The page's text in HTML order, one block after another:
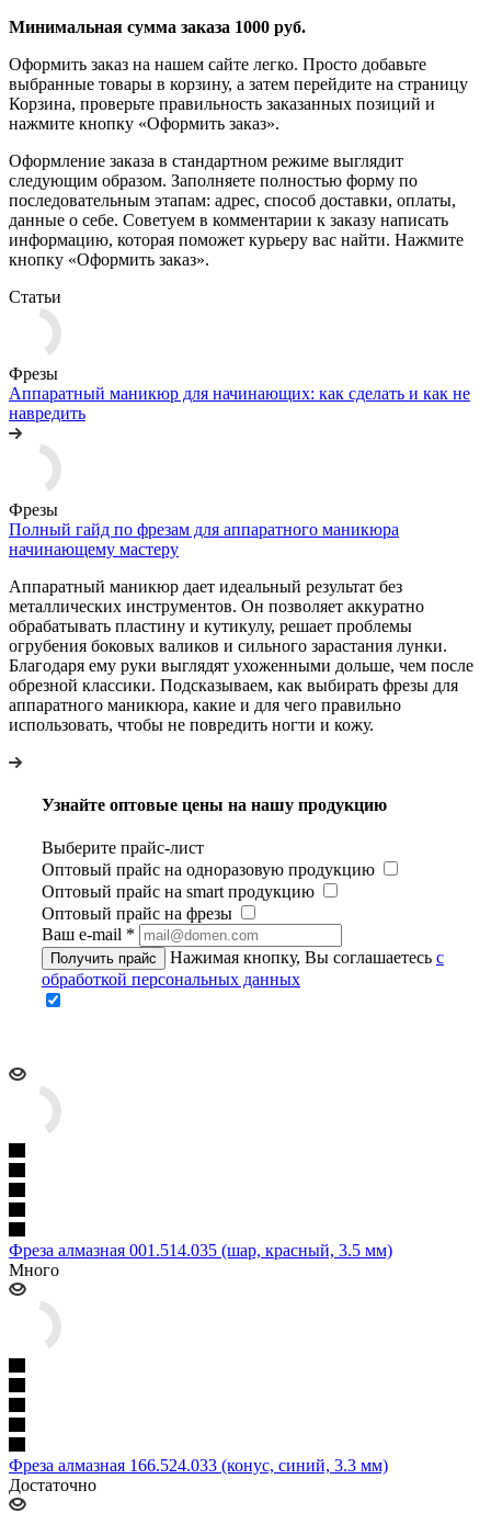
Минимальная сумма заказа 1000 руб.
Оформить заказ на нашем сайте легко. Просто добавьте
выбранные товары в корзину, а затем перейдите на страницу
Корзина, проверьте правильность заказанных позиций и
нажмите кнопку «Оформить заказ».
Оформление заказа в стандартном режиме выглядит
следующим образом. Заполняете полностью форму по
последовательным этапам: адрес, способ доставки, оплаты,
данные о себе. Советуем в комментарии к заказу написать
информацию, которая поможет курьеру вас найти. Нажмите
кнопку «Оформить заказ».
Статьи
Фрезы
Аппаратный маникюр для начинающих: как сделать и как не
навредить
Фрезы
Полный гайд по фрезам для аппаратного маникюра
начинающему мастеру
Аппаратный маникюр дает идеальный результат без
металлических инструментов. Он позволяет аккуратно
обрабатывать пластину и кутикулу, решает проблемы
огрубения боковых валиков и сильного зарастания лунки.
Благодаря ему руки выглядят ухоженными дольше, чем после
обрезной классики. Подсказываем, как выбирать фрезы для
аппаратного маникюра, какие и для чего правильно
использовать, чтобы не повредить ногти и кожу.
Узнайте оптовые цены на нашу продукцию
Выберите прайс-лист
Оптовый прайс на одноразовую продукцию
Оптовый прайс на smart продукцию
Оптовый прайс на фрезы
Ваш e-mail *
Получить прайс Нажимая кнопку, Вы соглашаетесь с
обработкой персональных данных
Фреза алмазная 001.514.035 (шар, красный, 3.5 мм)
Много
Фреза алмазная 166.524.033 (конус, синий, 3.3 мм)
Достаточно